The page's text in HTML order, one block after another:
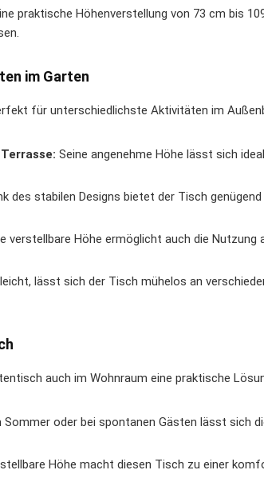
praktische Höhenverstellung von 73 cm bis
im Garten
für unterschiedlichste Aktivitäten im
Seine angenehme Höhe lässt sich
des stabilen Designs bietet der Tisch
verstellbare Höhe ermöglicht auch die
lässt sich der Tisch mühelos an
auch im Wohnraum eine praktische
Sommer oder bei spontanen Gästen lässt sich
Höhe macht diesen Tisch zu einer